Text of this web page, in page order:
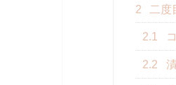
2 二度
2.1
2.2